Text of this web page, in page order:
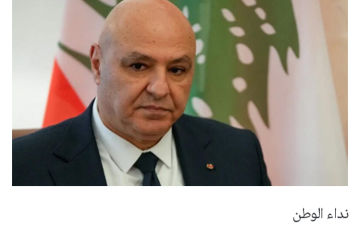
نداء الوطن